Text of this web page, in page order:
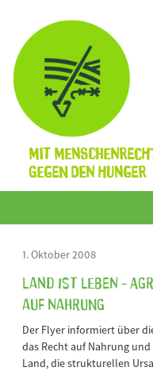
Mit
gegen den Hunger
1. Oktober 2008
Land ist Leben -
auf Nahrung
Der Flyer informiert über
das Recht auf Nahrung
Land, die strukturellen